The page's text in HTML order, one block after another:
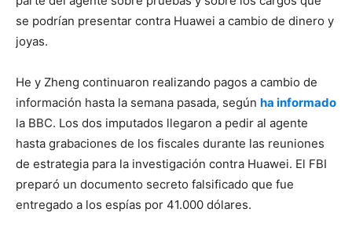
se podrían presentar contra Huawei a cambio de dinero y
joyas.
He y Zheng continuaron realizando pagos a cambio de
información hasta la semana pasada, según ha informado
la BBC. Los dos imputados llegaron a pedir al agente
hasta grabaciones de los fiscales durante las reuniones
de estrategia para la investigación contra Huawei. El FBI
preparó un documento secreto falsificado que fue
entregado a los espías por 41.000 dólares.